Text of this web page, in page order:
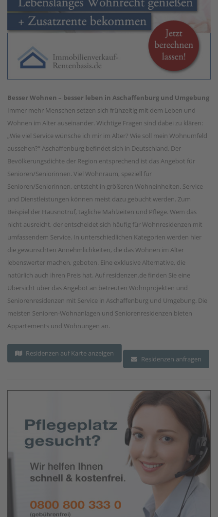
Besser Wohnen – besser leben in Aschaffenburg und Umgebung
Immer mehr Menschen setzen sich frühzeitig mit dem Leben und
Wohnen im Alter auseinander. Wichtige Fragen sind dabei zu klären:
„Wie viel Service wünsche ich mir im Alter? Wie soll mein Wohnumfeld
aussehen?“ Aschaffenburg befindet sich in Deutschland. Der
Bevölkerungsdichte der Region entsprechend ist das Angebot für
Senioren/Seniorinnen. Viel Wohnraum, speziell für
Senioren/Seniorinnen, entsteht in größeren Wohneinheiten. Service
und Dienstleistungen können meist dazu gebucht werden. Zum
Beispiel der Hausnotruf, tägliche Mahlzeiten und Pflege. Wem das
nicht ausreicht, der entscheidet sich häufig für Wohnresidenzen mit
umfassendem Service. In unterschiedlichen Kategorien werden hier
die gewünschten Annehmlichkeiten, die das Wohnen im Alter
lebenswerter machen, geboten. Eine exklusive Alternative, die
natürlich auch ihren Preis hat. Auf residenzen.de finden Sie eine
Übersicht über das Angebot an betreuten Wohnprojekten und
Seniorenresidenzen mit Service in Aschaffenburg und Umgebung. Die
meisten Senioren-Wohnanlagen und Seniorenresidenzen bieten
Appartements und Wohnungen an.
Residenzen auf Karte anzeigen
Residenzen anfragen